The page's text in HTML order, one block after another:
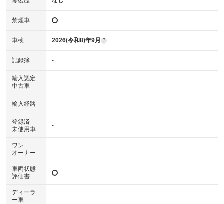
禁煙車
車検 2026(令和8)年9月 ?
記録簿 -
輸入認定
中古車
-
輸入経路 -
登録済
未使用車
-
ワン
オーナー
-
車両状態
評価書
ディーラ
ー車
-